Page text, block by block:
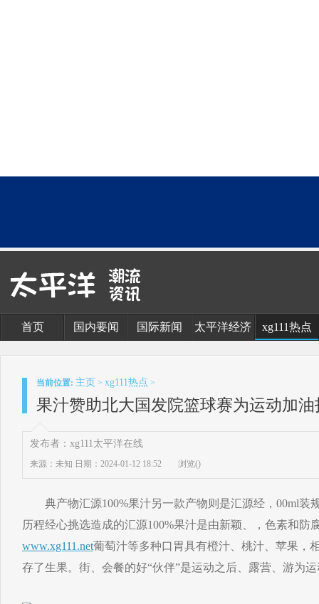
首页 国内要闻 国际新闻 太平洋经济 xg111热点
当前位置: 主页 > xg111热点 >
果汁赞助北大国发院篮球赛为运动加油
发布者：xg111太平洋在线
来源：未知 日期：2024-01-12 18:52 浏览()
典产物汇源100%果汁另一款产物则是汇源经，00ml装
历程经心挑选造成的汇源100%果汁是由新颖、，色素和防
www.xg111.net葡萄汁等多种口胃具有橙汁、桃汁、苹果，
存了生果。街、会餐的好“伙伴”是运动之后、露营、游为